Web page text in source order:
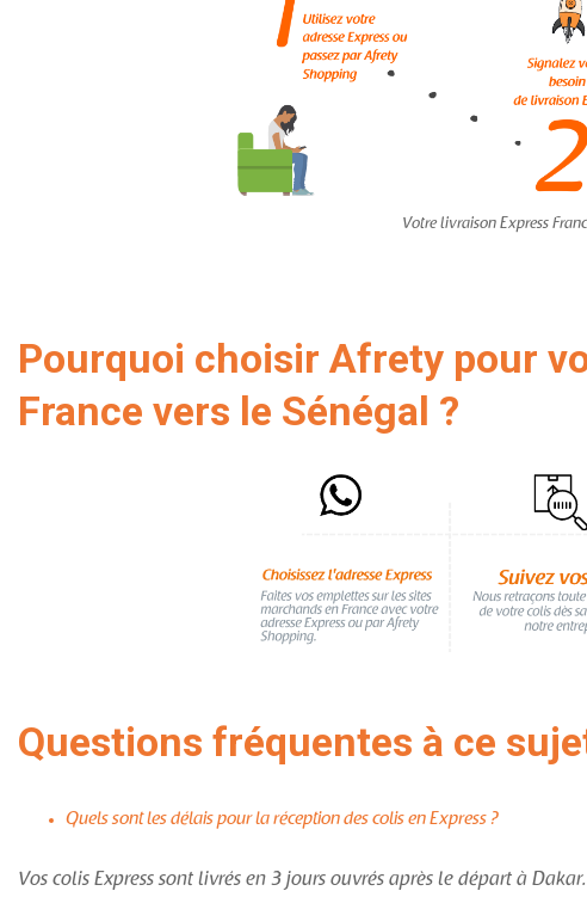
Votre livraison Express
Pourquoi choisir Afrety pour
France vers le Sénégal ?
Questions fréquentes à ce
Quels sont les délais pour la réception des colis en Express ?
Vos colis Express sont livrés en 3 jours ouvrés après le départ à